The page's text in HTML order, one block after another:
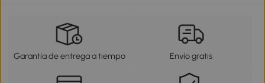
Garantía de entrega a tiempo Envío gratis